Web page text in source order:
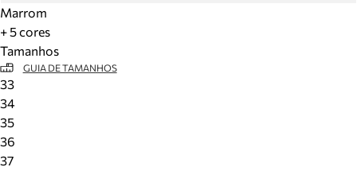
Marrom
+ 5 cores
Tamanhos
GUIA DE TAMANHOS
33
34
35
36
37